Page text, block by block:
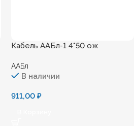
Кабель ААБл-1 4*50 ож
ААБл
В наличии
911,00₽